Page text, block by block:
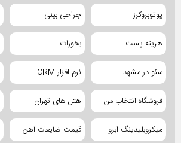
یوتوبروکرز جراحی بینی
هزینه پست بخورات
سئو در مشهد نرم افزار CRM
فروشگاه انتخاب من هتل های تهران
میکروبلیدینگ ابرو قیمت ضایعات آهن